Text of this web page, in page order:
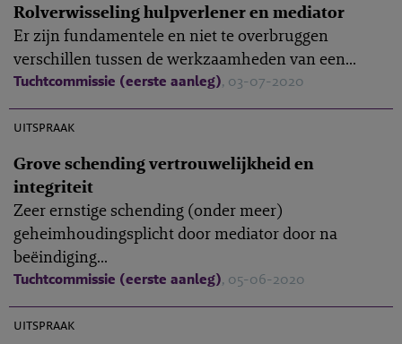
Rolverwisseling hulpverlener en mediator
Er zijn fundamentele en niet te overbruggen
verschillen tussen de werkzaamheden van een...
Tuchtcommissie (eerste aanleg), 03-07-2020
uitspraak
Grove schending vertrouwelijkheid en
integriteit
Zeer ernstige schending (onder meer)
geheimhoudingsplicht door mediator door na
beëindiging...
Tuchtcommissie (eerste aanleg), 05-06-2020
uitspraak